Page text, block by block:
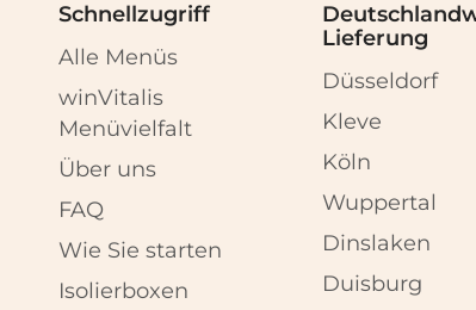
Schnellzugriff
Alle Menüs
winVitalis
Menüvielfalt
Über uns
FAQ
Wie Sie starten
Isolierboxen
Lieferung
Düsseldorf
Kleve
Köln
Wuppertal
Dinslaken
Duisburg